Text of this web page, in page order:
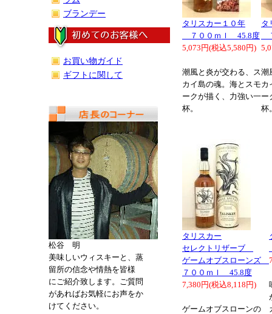
ブランデー
お買い物ガイド
ギフトに関して
松谷 明
美味しいウィスキーと、蒸
留所の信念や情熱を皆様
にご紹介致します。ご質問
があればお気軽にお声をか
けてください。
タリスカー１０年
７００ｍｌ 45.8度
5,073円(税込5,580円)
潮風と炎が交わる、ス
カイ島の魂。海とスモ
ークが描く、力強い一
杯。
タ
潮
カ
ー
杯
タリスカー
セレクトリザーブ
ゲームオブスローンズ
７００ｍｌ 45.8度
7,380円(税込8,118円)
ゲームオブスローンの